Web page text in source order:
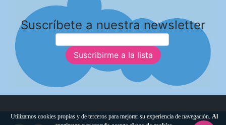
Suscríbete a nuestra newsletter
Suscribirme a la lista
Utilizamos cookies propias y de terceros para mejorar su experiencia de navegación. Al